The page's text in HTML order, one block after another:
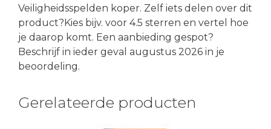
Veiligheidsspelden koper. Zelf iets delen over dit
product?Kies bijv. voor 4.5 sterren en vertel hoe
je daarop komt. Een aanbieding gespot?
Beschrijf in ieder geval augustus 2026 in je
beoordeling.
Gerelateerde producten